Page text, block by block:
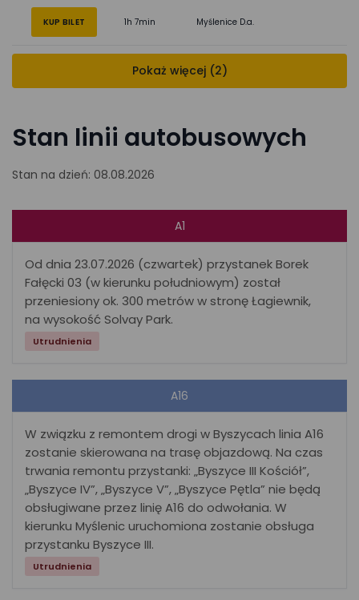
KUP BILET 1h 7min Myślenice D.a.
Pokaż więcej (2)
Stan linii autobusowych
Stan na dzień: 08.08.2026
A1
Od dnia 23.07.2026 (czwartek) przystanek Borek
Fałęcki 03 (w kierunku południowym) został
przeniesiony ok. 300 metrów w stronę Łagiewnik,
na wysokość Solvay Park.
Utrudnienia
A16
W związku z remontem drogi w Byszycach linia A16
zostanie skierowana na trasę objazdową. Na czas
trwania remontu przystanki: „Byszyce III Kościół”,
„Byszyce IV”, „Byszyce V”, „Byszyce Pętla” nie będą
obsługiwane przez linię A16 do odwołania. W
kierunku Myślenic uruchomiona zostanie obsługa
przystanku Byszyce III.
Utrudnienia